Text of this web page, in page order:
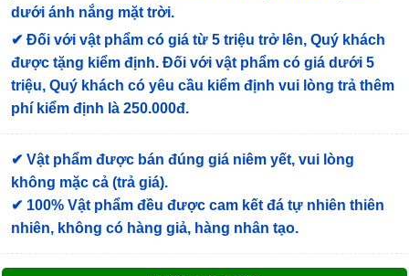
dưới ánh nắng mặt trời.
✔ Đối với vật phẩm có giá từ 5 triệu trở lên, Quý khách
được tặng kiểm định. Đối với vật phẩm có giá dưới 5
triệu, Quý khách có yêu cầu kiểm định vui lòng trả thêm
phí kiểm định là 250.000đ.
✔ Vật phẩm được bán đúng giá niêm yết, vui lòng
không mặc cả (trả giá).
✔ 100% Vật phẩm đều được cam kết đá tự nhiên thiên
nhiên, không có hàng giả, hàng nhân tạo.